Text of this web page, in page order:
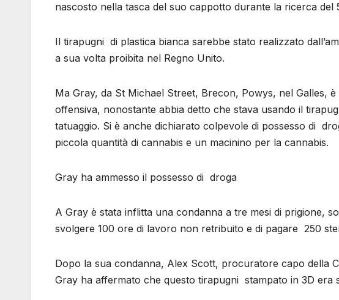
nascosto nella tasca del suo cappotto durante la ricerca del
Il tirapugni di plastica bianca sarebbe stato realizzato
a sua volta proibita nel Regno Unito.
Ma Gray, da St Michael Street, Brecon, Powys, nel Galles,
offensiva, nonostante abbia detto che stava usando il
tatuaggio. Si è anche dichiarato colpevole di possesso di
piccola quantità di cannabis e un macinino per la cannabis.
Gray ha ammesso il possesso di droga
A Gray è stata inflitta una condanna a tre mesi di prigione,
svolgere 100 ore di lavoro non retribuito e di pagare 250
Dopo la sua condanna, Alex Scott, procuratore capo della
Gray ha affermato che questo tirapugni stampato in 3D era